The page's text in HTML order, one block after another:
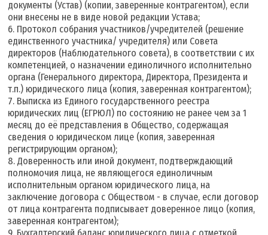
документы (Устав) (копии, заверенные контрагентом), если
они внесены не в виде новой редакции Устава;
6. Протокол собрания участников/учредителей (решение
единственного участника/ учредителя) или Совета
директоров (Наблюдательного совета), в соответствии с их
компетенцией, о назначении единоличного исполнительно
органа (Генерального директора, Директора, Президента и
т.п.) юридического лица (копия, заверенная контрагентом);
7. Выписка из Единого государственного реестра
юридических лиц (ЕГРЮЛ) по состоянию не ранее чем за 1
месяц до её представления в Общество, содержащая
сведения о юридическом лице (копия, заверенная
регистрирующим органом);
8. Доверенность или иной документ, подтверждающий
полномочия лица, не являющегося единоличным
исполнительным органом юридического лица, на
заключение договора с Обществом - в случае, если договор
от лица контрагента подписывает доверенное лицо (копия,
заверенная контрагентом);